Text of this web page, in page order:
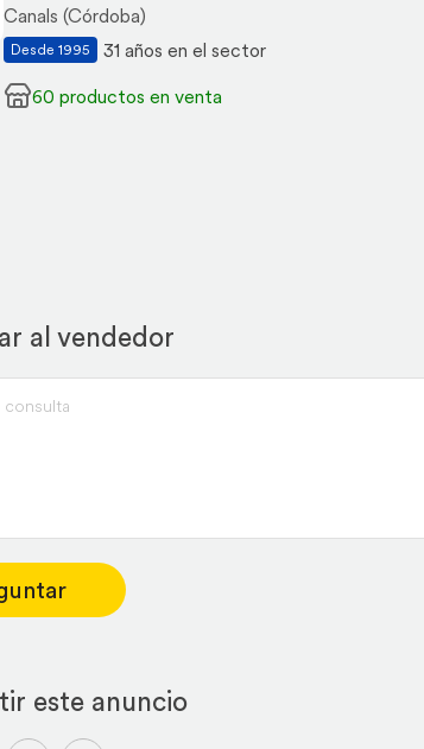
Canals (Córdoba)
Desde 1995
31 años en el sector
60 productos en venta
al vendedor
este anuncio